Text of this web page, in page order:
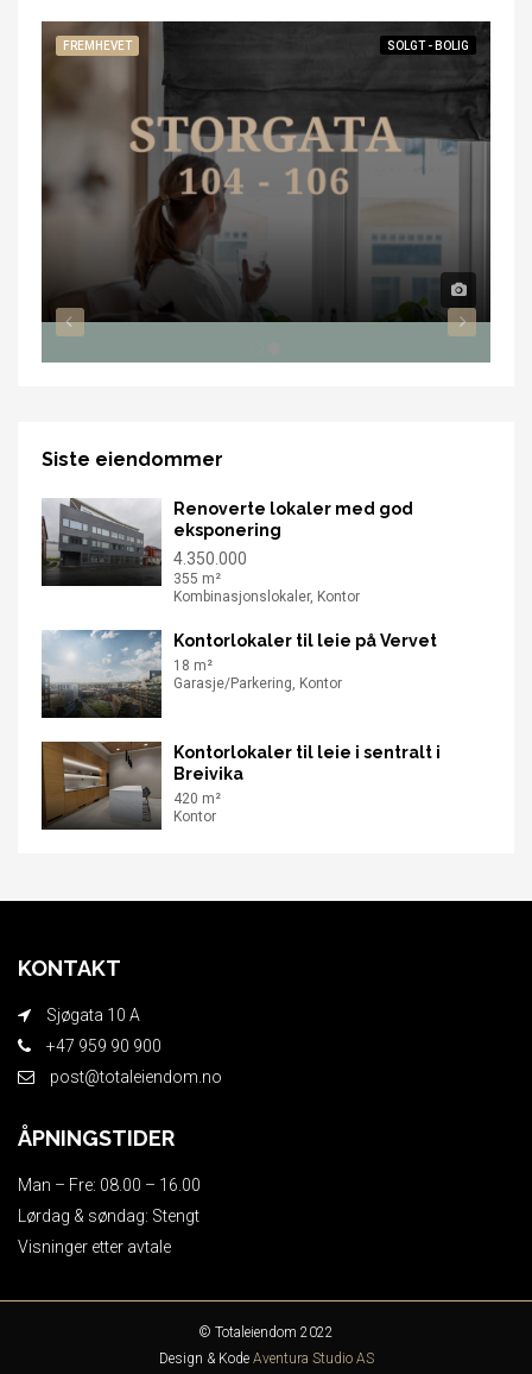
FREMHEVET SOLGT - BOLIG
Siste eiendommer
Renoverte lokaler med god
eksponering
4.350.000
355 m²
Kombinasjonslokaler, Kontor
Kontorlokaler til leie på Vervet
18 m²
Garasje/Parkering, Kontor
Kontorlokaler til leie i sentralt i
Breivika
420 m²
Kontor
KONTAKT
Sjøgata 10 A
+47 959 90 900
post@totaleiendom.no
ÅPNINGSTIDER
Man – Fre: 08.00 – 16.00
Lørdag & søndag: Stengt
Visninger etter avtale
© Totaleiendom 2022
Design & Kode Aventura Studio AS